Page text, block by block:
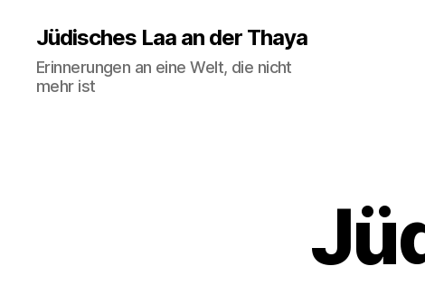
Jüdisches Laa an der Thaya
Erinnerungen an eine Welt, die nicht
mehr ist